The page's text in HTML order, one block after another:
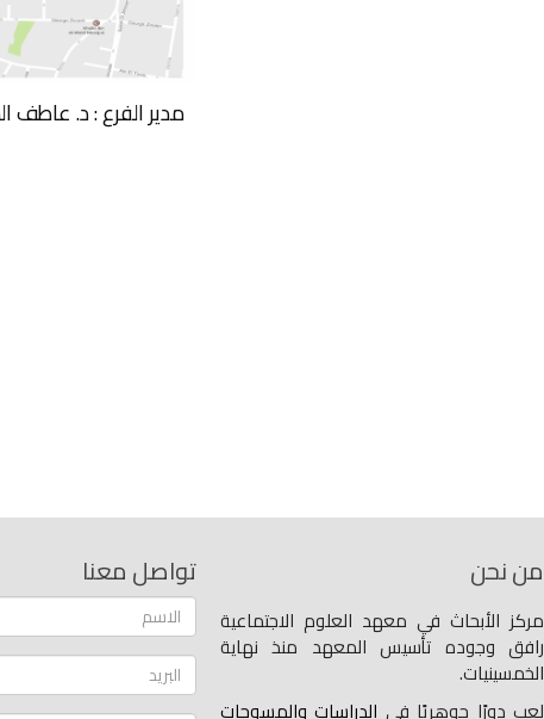
مدير الفرع : د.
من نحن
مركز الأبحاث في معهد العلوم الاجتماعية
رافق وجوده تأسيس المعهد منذ نهاية
الخمسينيات.
لعب دورًا جوهريًا في الدراسات والمسوحات
تواصل معنا